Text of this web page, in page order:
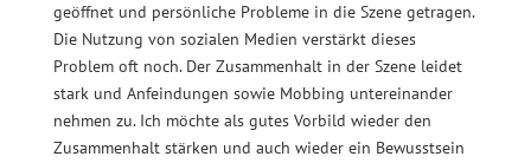
geöffnet und persönliche Probleme in die Szene getragen.
Die Nutzung von sozialen Medien verstärkt dieses
Problem oft noch. Der Zusammenhalt in der Szene leidet
stark und Anfeindungen sowie Mobbing untereinander
nehmen zu. Ich möchte als gutes Vorbild wieder den
Zusammenhalt stärken und auch wieder ein Bewusstsein